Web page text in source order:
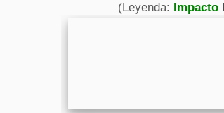
(Leyenda: